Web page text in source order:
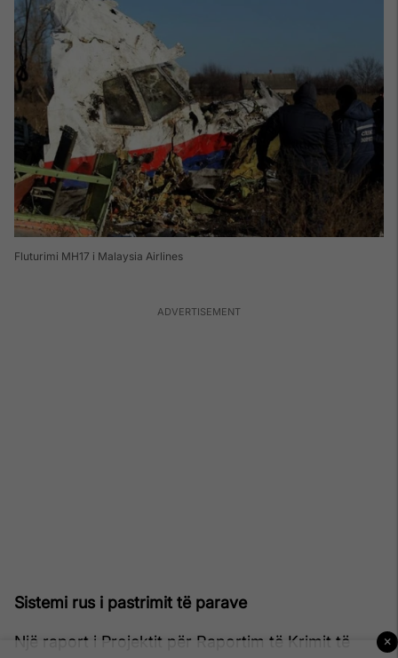
Fluturimi MH17 i Malaysia Airlines
Sistemi rus i pastrimit të parave
Një raport i Projektit për Raportim të Krimit të
×